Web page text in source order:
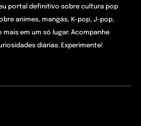
portal definitivo sobre cultura pop
animes, mangás, K-pop, J-pop,
em um só lugar. Acompanhe
diárias. Experimente!